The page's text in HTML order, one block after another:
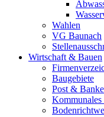
Wahlen
VG Baunach
Wirtschaft & Bauen
Baugebiete
Post &
Kommunales